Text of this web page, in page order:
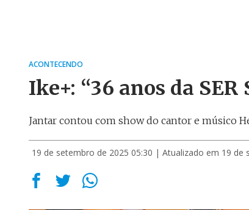
ACONTECENDO
Ike+: “36 anos da SER
Jantar contou com show do cantor e músico
19 de setembro de 2025 05:30 | Atualizado em 19 de